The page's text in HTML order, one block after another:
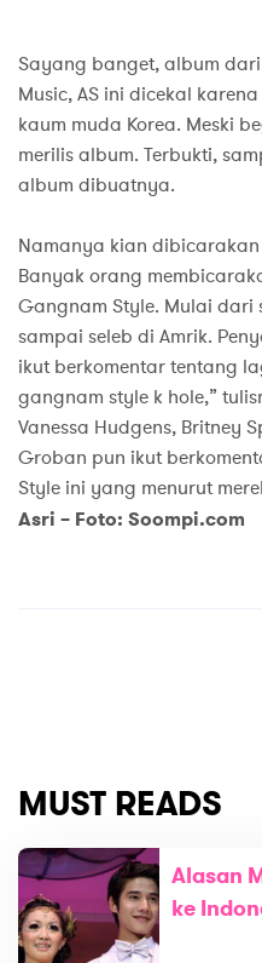
Sayang banget, album
Music, AS ini dicekal
kaum muda Korea. Meski
merilis album. Terbukti,
album dibuatnya.
Namanya kian
Banyak orang
Gangnam Style. Mulai dari
sampai seleb di Amrik.
ikut berkomentar tentang
gangnam style k hole,”
Vanessa Hudgens, Britney
Groban pun ikut
Style ini yang menurut
Asri – Foto: Soompi.com
MUST READS
Alasan
ke